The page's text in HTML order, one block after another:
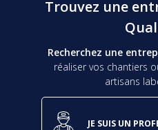
Trouvez une
Recherchez une
réaliser vos chantiers
artisans
JE SUIS UN